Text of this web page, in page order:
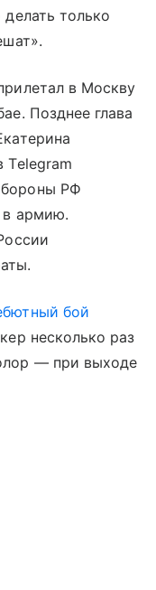
только
в Москву
Позднее глава
Telegram
РФ
в армию.
бой
несколько раз
— при выходе